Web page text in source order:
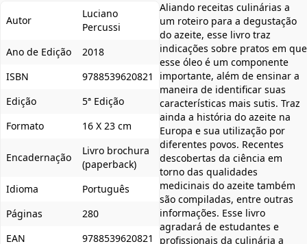
Autor
Luciano
Percussi
Ano de Edição
2018
ISBN
9788539620821
Edição
5ª Edição
Formato
16 X 23 cm
Encadernação
Livro brochura
(paperback)
Idioma
Português
Páginas
280
EAN
9788539620821
Aliando receitas culinárias a
um roteiro para a degustação
do azeite, esse livro traz
indicações sobre pratos em que
esse óleo é um componente
importante, além de ensinar a
maneira de identificar suas
características mais sutis. Traz
ainda a história do azeite na
Europa e sua utilização por
diferentes povos. Recentes
descobertas da ciência em
torno das qualidades
medicinais do azeite também
são compiladas, entre outras
informações. Esse livro
agradará de estudantes e
profissionais da culinária a